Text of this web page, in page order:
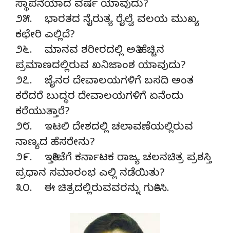
ಸ್ಥಾಪನೆಯಾದ ವರ್ಷ ಯಾವುದು?
೨೫. ಭಾರತದ ನೈರುತ್ಯ ರೈಲ್ವೆ ವಲಯ ಮುಖ್ಯ
ಕಛೇರಿ ಎಲ್ಲಿದೆ?
೨೬. ಮಾನವ ಶರೀರದಲ್ಲಿ ಅತಿ ಹೆಚ್ಚಿನ
ಪ್ರಮಾಣದಲ್ಲಿರುವ ಖನಿಜಾಂಶ ಯಾವುದು?
೨೭. ಜೈನರ ದೇವಾಲಯಗಳಿಗೆ ಬಸದಿ ಅಂತ
ಕರೆದರೆ ಬುದ್ಧರ ದೇವಾಲಯಗಳಿಗೆ ಏನೆಂದು
ಕರೆಯುತ್ತಾರೆ?
೨೮. ಇಟಲಿ ದೇಶದಲ್ಲಿ ಚಲಾವಣೆಯಲ್ಲಿರುವ
ನಾಣ್ಯದ ಹೆಸರೇನು?
೨೯. ಇತ್ತೀಚೆಗೆ ಕರ್ನಾಟಕ ರಾಜ್ಯ ಚಲನಚಿತ್ರ ಪ್ರಶಸ್ತಿ
ಪ್ರಧಾನ ಸಮಾರಂಭ ಎಲ್ಲಿ ನಡೆಯಿತು?
೩೦. ಈ ಚಿತ್ರದಲ್ಲಿರುವವರನ್ನು ಗುರ್ತಿಸಿ.